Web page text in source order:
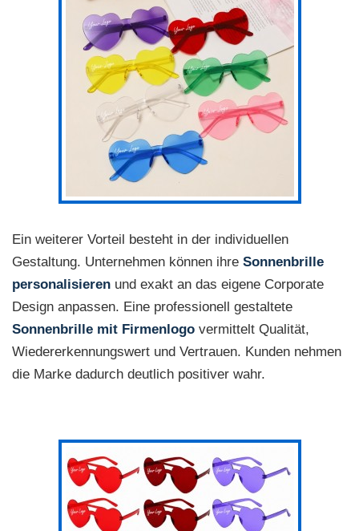
Ein weiterer Vorteil besteht in der individuellen
Gestaltung. Unternehmen können ihre Sonnenbrille
personalisieren und exakt an das eigene Corporate
Design anpassen. Eine professionell gestaltete
Sonnenbrille mit Firmenlogo vermittelt Qualität,
Wiedererkennungswert und Vertrauen. Kunden nehmen
die Marke dadurch deutlich positiver wahr.